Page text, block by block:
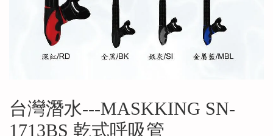
台灣潛水---MASKKING SN-
1713BS 乾式呼吸管